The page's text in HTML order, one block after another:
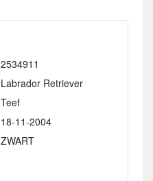
2534911
Labrador Retriever
Teef
18-11-2004
ZWART